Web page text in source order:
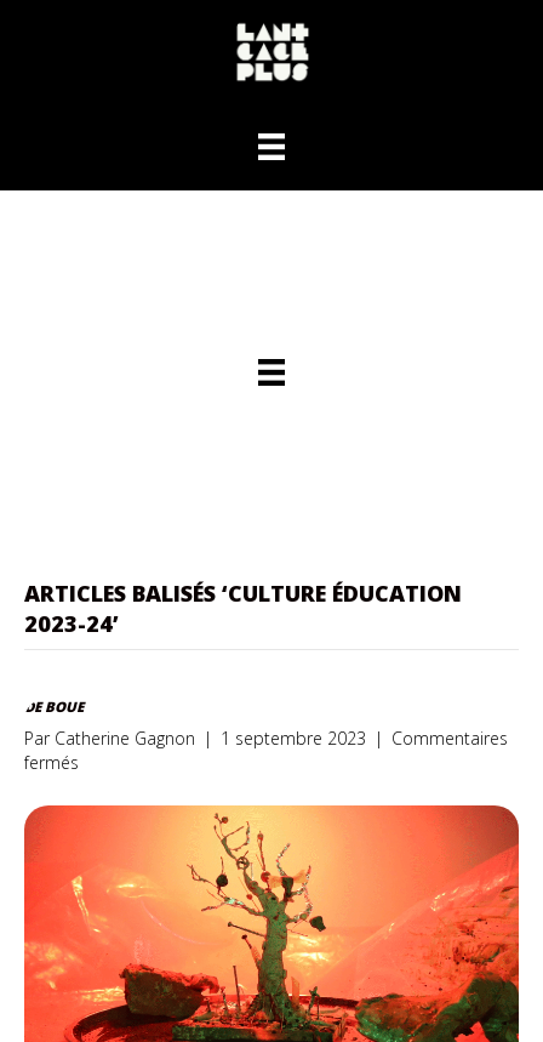
ARTICLES BALISÉS ‘CULTURE ÉDUCATION
2023-24’
DE BOUE
Par Catherine Gagnon | 1 septembre 2023 | Commentaires
fermés
boue